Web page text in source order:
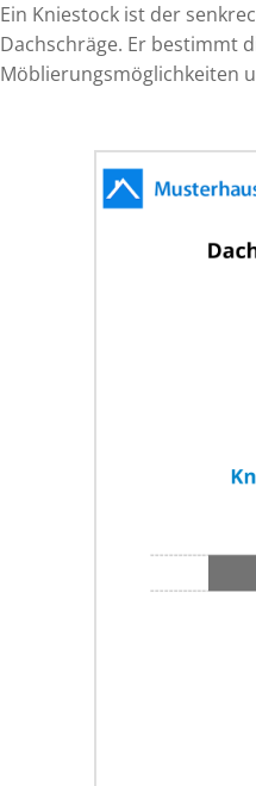
Ein Kniestock ist der
Dachschräge. Er bestimmt
Möblierungsmöglichkeiten